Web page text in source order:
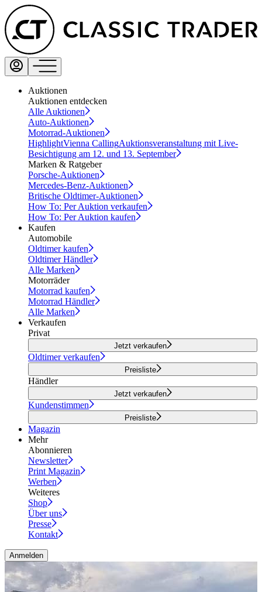
Auktionen
Auktionen entdecken
Alle Auktionen
Auto-Auktionen
Motorrad-Auktionen
HighlightVienna CallingAuktionsveranstaltung mit Live-
Besichtigung am 12. und 13. September
Marken & Ratgeber
Porsche-Auktionen
Mercedes-Benz-Auktionen
Britische Oldtimer-Auktionen
How To: Per Auktion verkaufen
How To: Per Auktion kaufen
Kaufen
Automobile
Oldtimer kaufen
Oldtimer Händler
Alle Marken
Motorräder
Motorrad kaufen
Motorrad Händler
Alle Marken
Verkaufen
Privat
Jetzt verkaufen
Oldtimer verkaufen
Preisliste
Händler
Jetzt verkaufen
Kundenstimmen
Preisliste
Magazin
Mehr
Abonnieren
Newsletter
Print Magazin
Werben
Weiteres
Shop
Über uns
Presse
Kontakt
Anmelden